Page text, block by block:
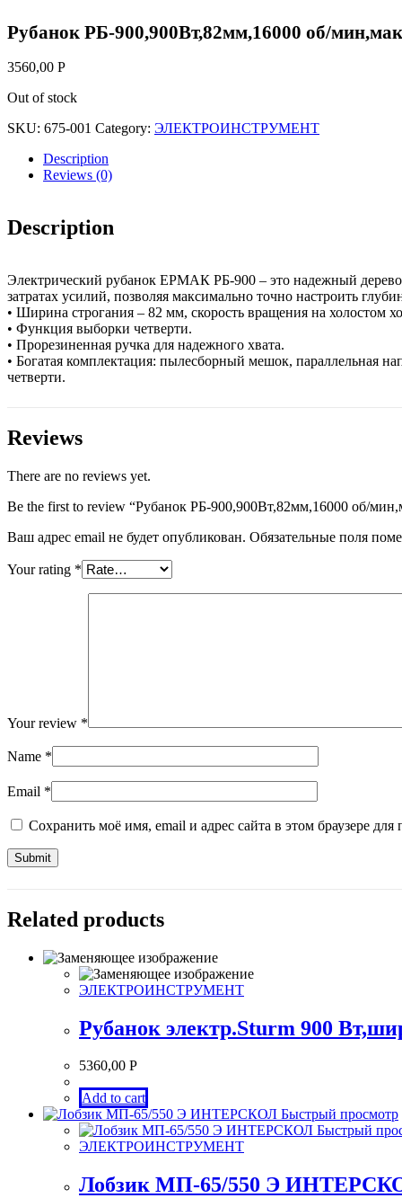
Рубанок РБ-900,900Вт,82мм,16000 об/
3560,00 Р
Out of stock
SKU: 675-001 Category: ЭЛЕКТРОИНСТРУМЕНТ
Description
Reviews (0)
Description
Электрический рубанок ЕРМАК РБ-900 – это надежный
затратах усилий, позволяя максимально точно настроить
• Ширина строгания – 82 мм, скорость вращения на холостом
• Функция выборки четверти.
• Прорезиненная ручка для надежного хвата.
• Богатая комплектация: пылесборный мешок, параллельная
четверти.
Reviews
There are no reviews yet.
Be the first to review “Рубанок РБ-900,900Вт,82мм,16000 об/
Ваш адрес email не будет опубликован. Обязательные поля
Your rating *
Your review *
Name *
Email *
Сохранить моё имя, email и адрес сайта в этом браузере
Related products
ЭЛЕКТРОИНСТРУМЕНТ
Рубанок электр.Sturm 900
5360,00 Р
Add to cart
Быстрый просмотр
Быстрый
ЭЛЕКТРОИНСТРУМЕНТ
Лобзик МП-65/550 Э